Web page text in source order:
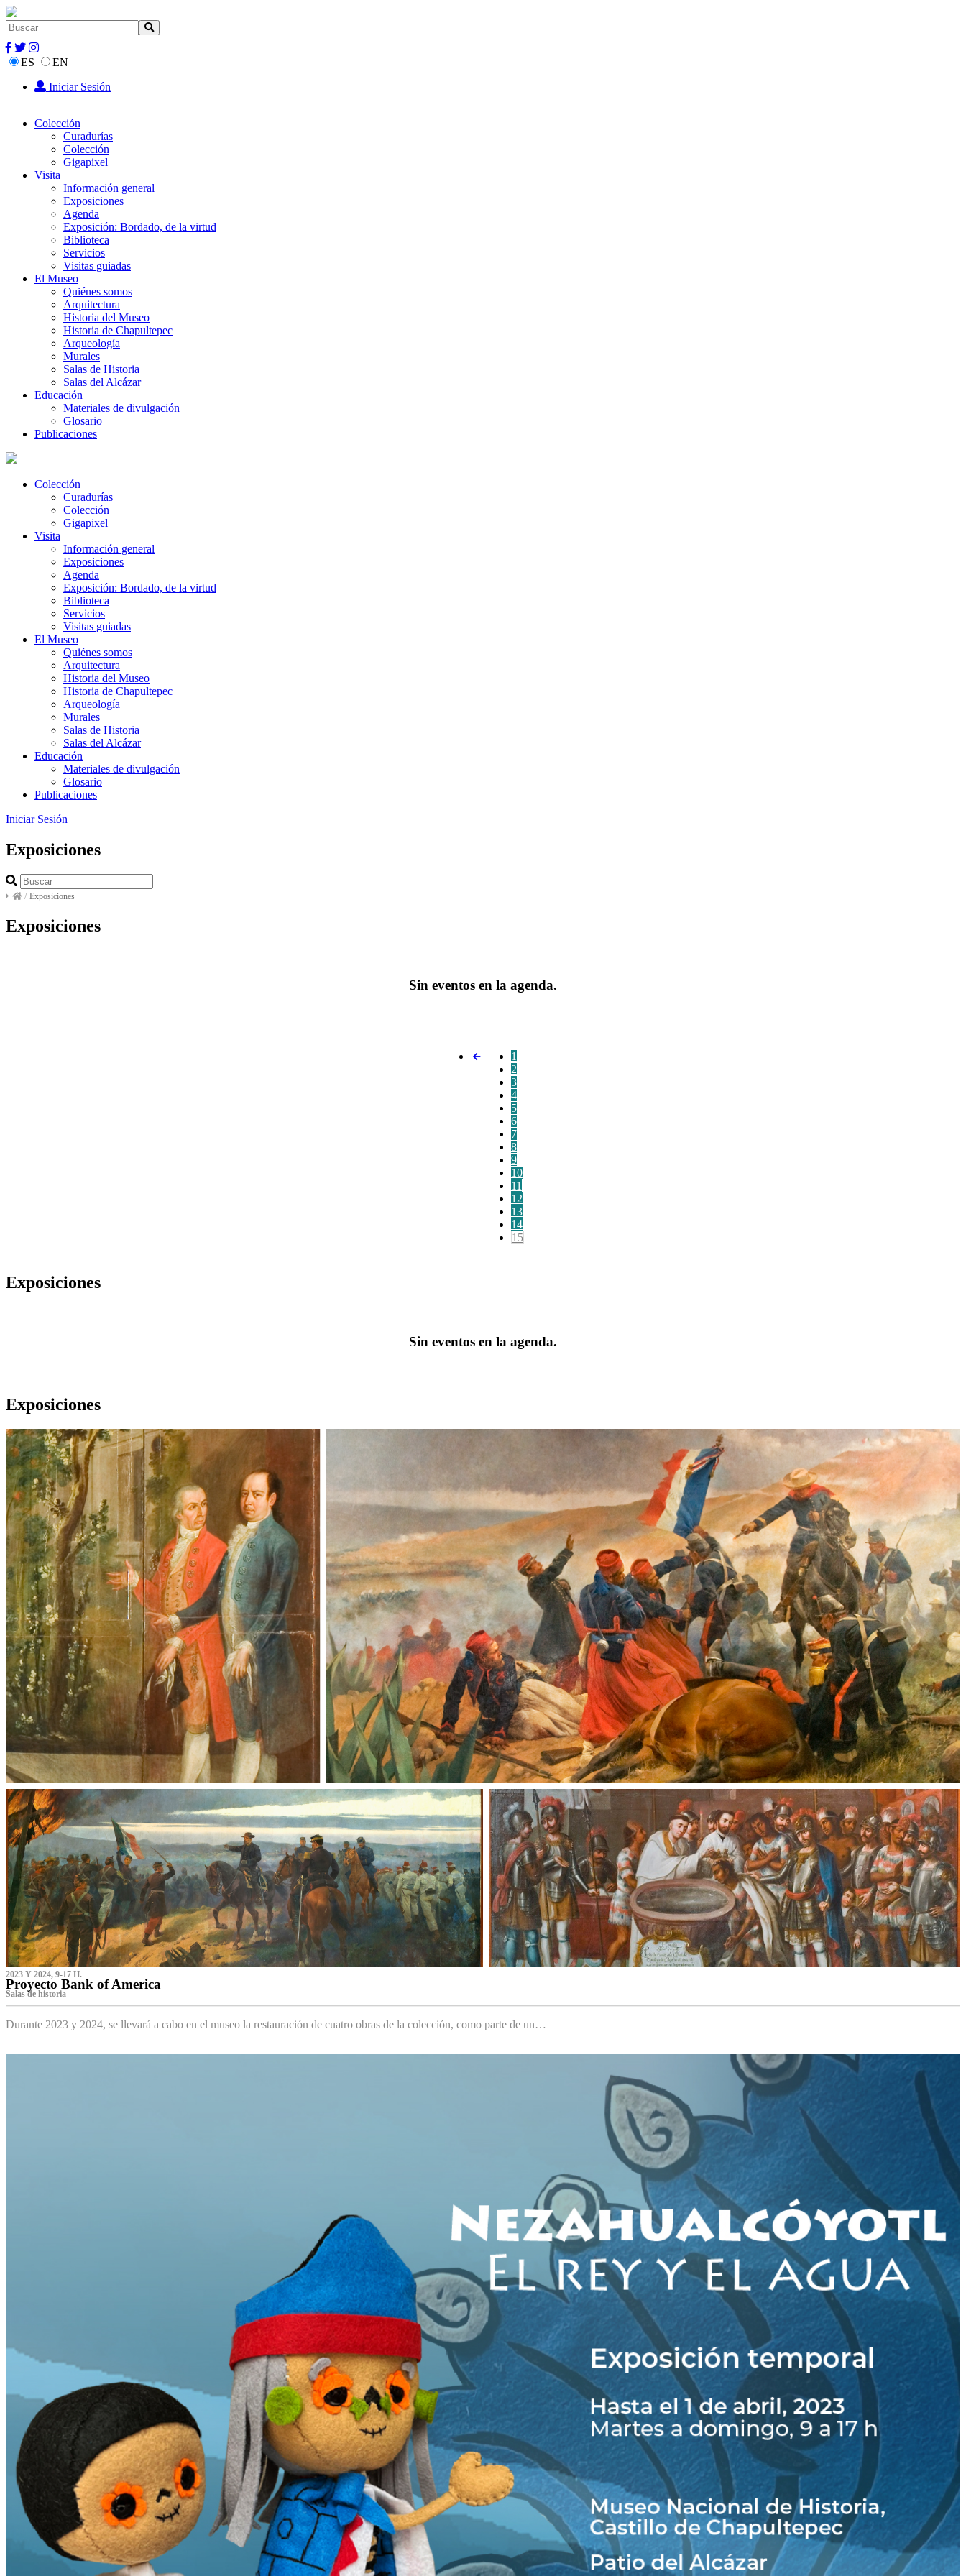
ES
EN
Iniciar Sesión
Colección
Curadurías
Colección
Gigapixel
Visita
Información general
Exposiciones
Agenda
Exposición: Bordado, de la virtud
Biblioteca
Servicios
Visitas guiadas
El Museo
Quiénes somos
Arquitectura
Historia del Museo
Historia de Chapultepec
Arqueología
Murales
Salas de Historia
Salas del Alcázar
Educación
Materiales de divulgación
Glosario
Publicaciones
Colección
Curadurías
Colección
Gigapixel
Visita
Información general
Exposiciones
Agenda
Exposición: Bordado, de la virtud
Biblioteca
Servicios
Visitas guiadas
El Museo
Quiénes somos
Arquitectura
Historia del Museo
Historia de Chapultepec
Arqueología
Murales
Salas de Historia
Salas del Alcázar
Educación
Materiales de divulgación
Glosario
Publicaciones
Iniciar Sesión
Exposiciones
/ Exposiciones
Exposiciones
Sin eventos en la agenda.
1
2
3
4
5
6
7
8
9
10
11
12
13
14
15
Exposiciones
Sin eventos en la agenda.
Exposiciones
2023 Y 2024, 9-17 H.
Proyecto Bank of America
S‌alas de historia
Durante 2023 y 2024, se llevará a cabo en el museo la restauración de cuatro obras de la colección, como parte de un…